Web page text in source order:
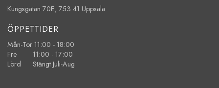
Kungsgatan 70E, 753 41 Uppsala
ÖPPETTIDER
Mån-Tor 11:00 - 18:00
Fre 11:00 - 17:00
Lörd Stängt Juli-Aug